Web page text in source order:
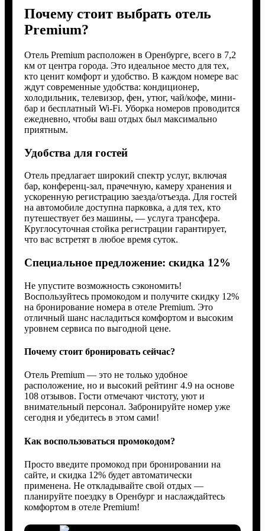
Почему стоит выбрать отель
Premium?
Отель Premium расположен в Оренбурге, всего в 7,2
км от центра города. Это идеальное место для тех,
кто ценит комфорт и удобство. В каждом номере вас
ждут современные удобства: кондиционер,
холодильник, телевизор, фен, утюг, чай/кофе, мини-
бар и бесплатный Wi-Fi. Уборка номеров проводится
ежедневно, чтобы ваш отдых был максимально
приятным.
Удобства для гостей
Отель предлагает широкий спектр услуг, включая
бар, конференц-зал, прачечную, камеру хранения и
ускоренную регистрацию заезда/отъезда. Для гостей
на автомобиле доступна парковка, а для тех, кто
путешествует без машины, — услуга трансфера.
Круглосуточная стойка регистрации гарантирует,
что вас встретят в любое время суток.
Специальное предложение: скидка 12%
Не упустите возможность сэкономить!
Воспользуйтесь промокодом и получите скидку 12%
на бронирование номера в отеле Premium. Это
отличный шанс насладиться комфортом и высоким
уровнем сервиса по выгодной цене.
Почему стоит бронировать сейчас?
Отель Premium — это не только удобное
расположение, но и высокий рейтинг 4.9 на основе
108 отзывов. Гости отмечают чистоту, уют и
внимательный персонал. Забронируйте номер уже
сегодня и убедитесь в этом сами!
Как воспользоваться промокодом?
Просто введите промокод при бронировании на
сайте, и скидка 12% будет автоматически
применена. Не откладывайте свой отдых —
планируйте поездку в Оренбург и наслаждайтесь
комфортом в отеле Premium!